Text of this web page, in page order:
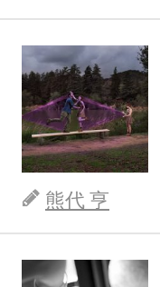
熊代 亨